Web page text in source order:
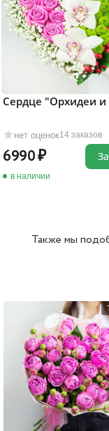
нет оценок14 заказов
Сердце "Орхидеи и
6990
в наличии
Также мы